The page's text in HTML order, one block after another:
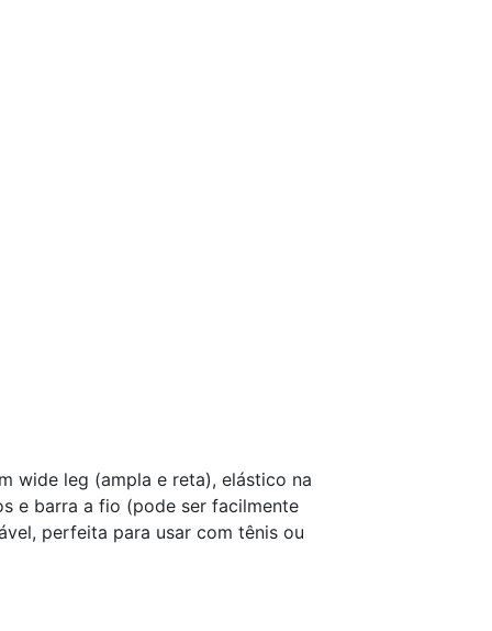
wide leg (ampla e reta), elástico na
e barra a fio (pode ser facilmente
perfeita para usar com tênis ou